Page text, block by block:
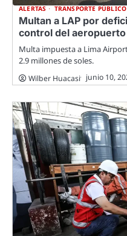
ALERTAS TRANSPORTE PÚBLICO
Multan a LAP por
control del
Multa impuesta a Lima
2.9 millones de soles.
Wilber Huacasi junio 10,